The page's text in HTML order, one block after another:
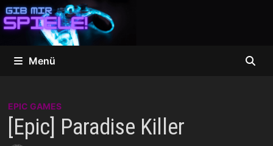
Zum
Inhalt
springen
Menü
EPIC GAMES
[Epic] Paradise Killer